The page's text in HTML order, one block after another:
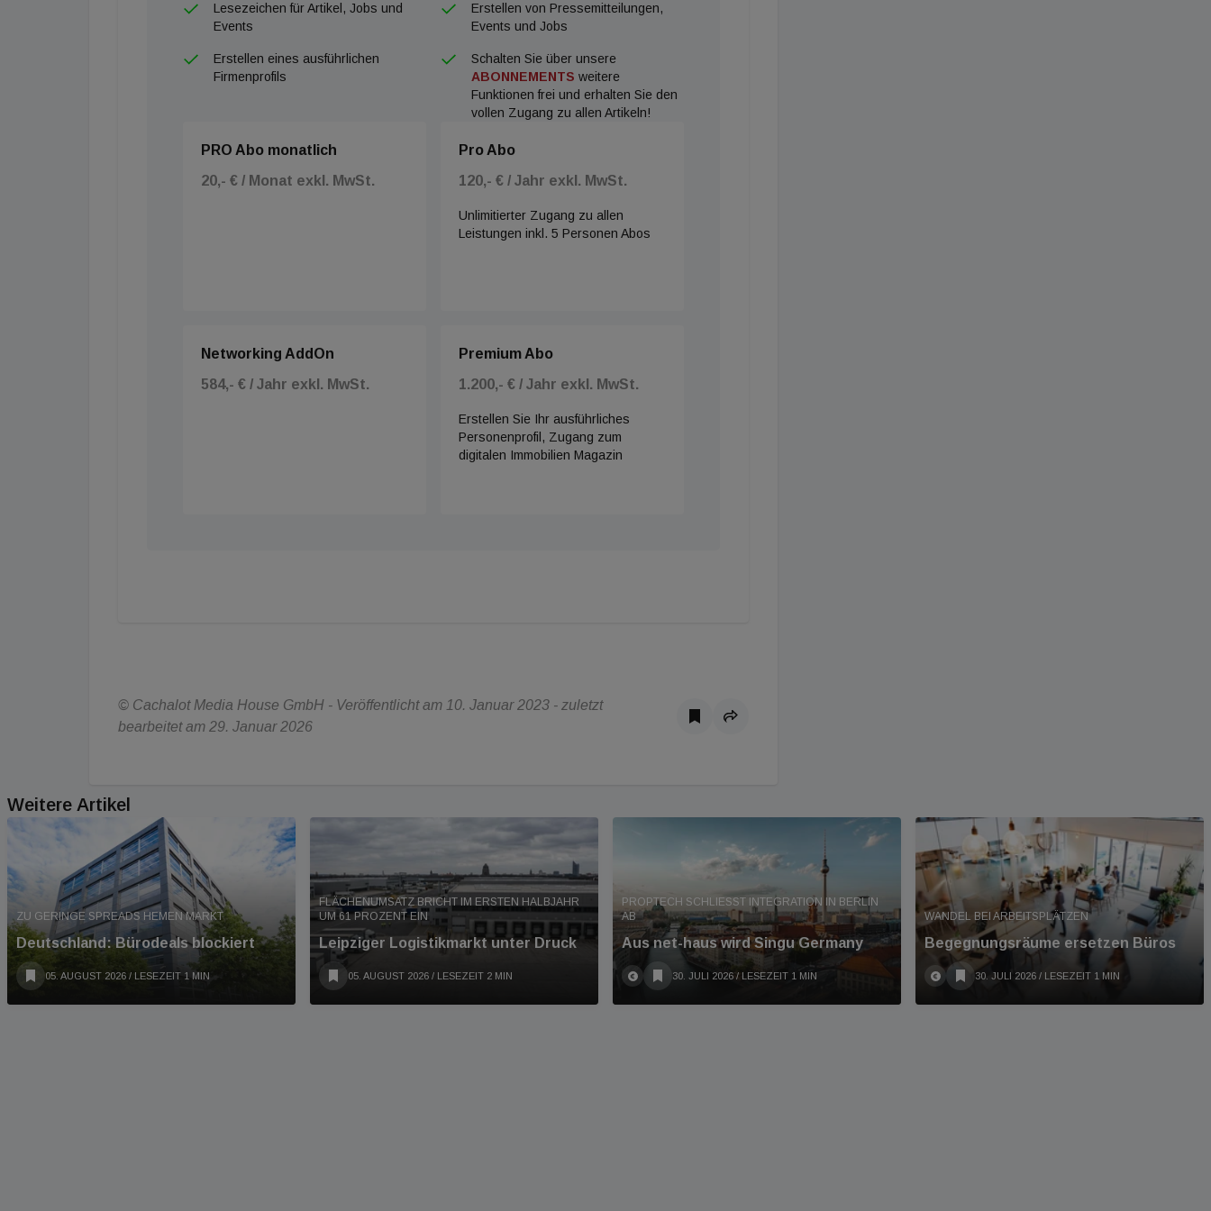
Lesezeichen für Artikel, Jobs und
Events
Erstellen von Pressemitteilungen,
Events und Jobs
Erstellen eines ausführlichen
Firmenprofils
Schalten Sie über unsere
ABONNEMENTS weitere
Funktionen frei und erhalten Sie den
vollen Zugang zu allen Artikeln!
PRO Abo monatlich
20,- € / Monat exkl. MwSt.
Pro Abo
120,- € / Jahr exkl. MwSt.
Unlimitierter Zugang zu allen
Leistungen inkl. 5 Personen Abos
Networking AddOn
584,- € / Jahr exkl. MwSt.
Premium Abo
1.200,- € / Jahr exkl. MwSt.
Erstellen Sie Ihr ausführliches
Personenprofil, Zugang zum
digitalen Immobilien Magazin
© Cachalot Media House GmbH - Veröffentlicht am 10. Januar 2023 - zuletzt
bearbeitet am 29. Januar 2026
Weitere Artikel
ZU GERINGE SPREADS HEMEN MARKT
Deutschland: Bürodeals blockiert
05. AUGUST 2026 / LESEZEIT 1 MIN
FLÄCHENUMSATZ BRICHT IM ERSTEN HALBJAHR
UM 61 PROZENT EIN
Leipziger Logistikmarkt unter Druck
05. AUGUST 2026 / LESEZEIT 2 MIN
PROPTECH SCHLIESST INTEGRATION IN BERLIN A
B
Aus net-haus wird Singu Germany
30. JULI 2026 / LESEZEIT 1 MIN
WANDEL BEI ARBEITSPLÄTZEN
Begegnungsräume ersetzen Büros
30. JULI 2026 / LESEZEIT 1 MIN